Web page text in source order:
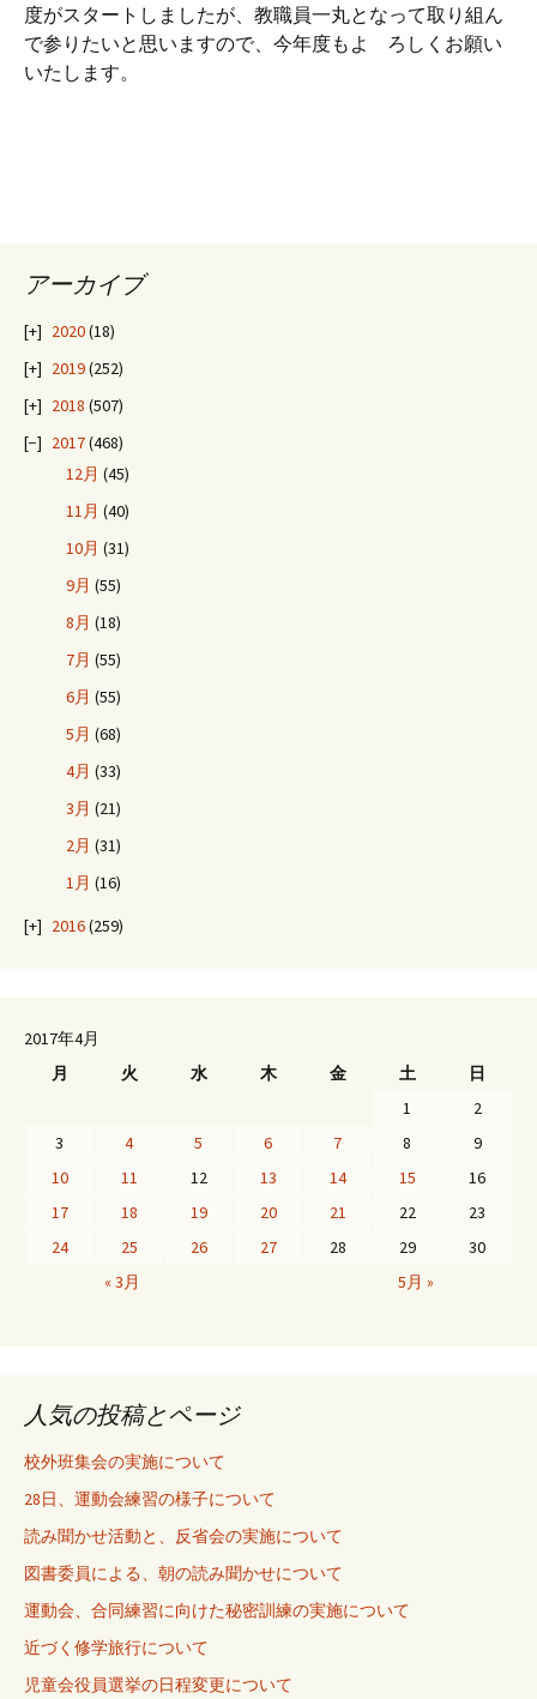
度がスタートしましたが、教職員一丸となって取り組ん
で参りたいと思いますので、今年度もよ ろしくお願い
いたします。
アーカイブ
2020(18)
2019(252)
2018 (507)
2017(468)
12月 (45)
11月 (40)
10月 (31)
9月 (55)
8月 (18)
7月 (55)
6月 (55)
5月 (68)
4月 (33)
3月 (21)
2月 (31)
1月 (16)
2016(259)
2017年4月
月
火 水 木 金 土
日
1
2
3
4 5 6 7 8
9
10
11 12 13 14 15
16
17
18 19 20 21 22
23
24
25 26 27 28 29
30
« 3月
5月 »
人気の投稿とページ
校外班集会の実施について
28日、運動会練習の様子について
読み聞かせ活動と、反省会の実施について
図書委員による、朝の読み聞かせについて
運動会、合同練習に向けた秘密訓練の実施について
近づく修学旅行について
児童会役員選挙の日程変更について